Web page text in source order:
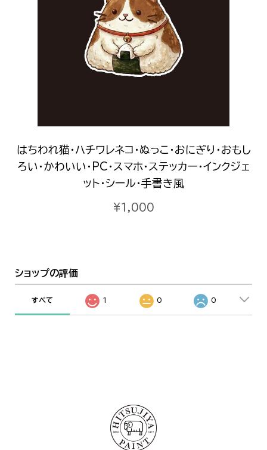
はちわれ猫・ハチワレネコ・ぬっこ・おにぎり・おもし
ろい・かわいい・PC・スマホ・ステッカー・インクジェ
ット・シール・手書き風
¥1,000
ショップの評価
すべて 1 0 0